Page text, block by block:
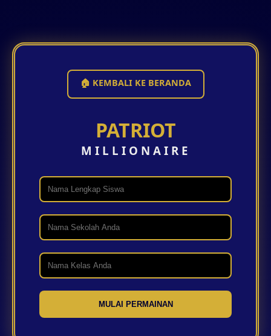
🏠 KEMBALI KE BERANDA
PATRIOT
MILLIONAIRE
MULAI PERMAINAN